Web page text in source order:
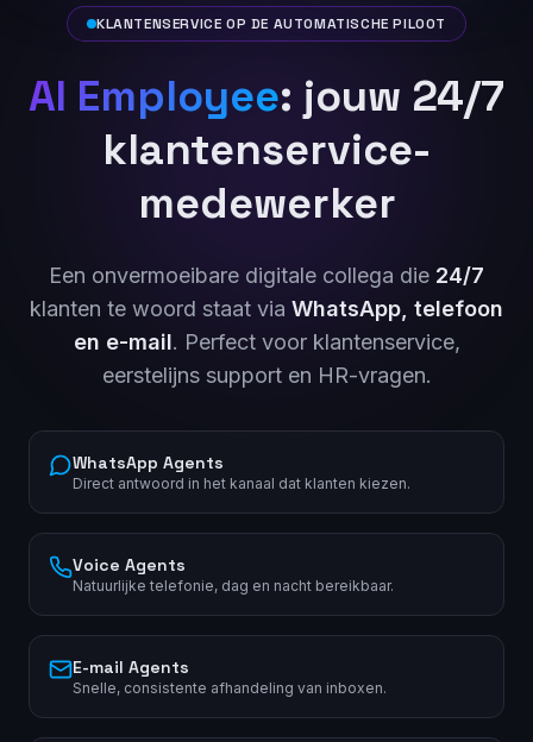
KLANTENSERVICE OP DE AUTOMATISCHE PILOOT
AI Employee: jouw 24/7
klantenservice-
medewerker
Een onvermoeibare digitale collega die 24/7
klanten te woord staat via WhatsApp, telefoon
en e-mail. Perfect voor klantenservice,
eerstelijns support en HR-vragen.
WhatsApp Agents
Direct antwoord in het kanaal dat klanten kiezen.
Voice Agents
Natuurlijke telefonie, dag en nacht bereikbaar.
E-mail Agents
Snelle, consistente afhandeling van inboxen.